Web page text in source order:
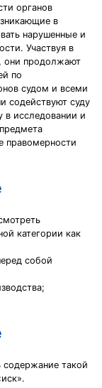
органов
в
нарушенные и
Участвуя в
они продолжают
по
судом и всеми
содействуют суду
в исследовании и
правомерности
категории как
собой
содержание такой